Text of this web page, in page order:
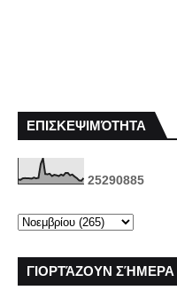
ΕΠΙΣΚΕΨΙΜΌΤΗΤΑ
25290885
ΓΙΟΡΤΆΖΟΥΝ ΣΉΜΕΡΑ